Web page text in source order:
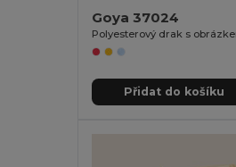
Goya 37024
Přidat do košíku